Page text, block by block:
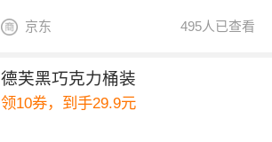
495人已查看
京东
德芙黑巧克力桶装
领10券，到手29.9元